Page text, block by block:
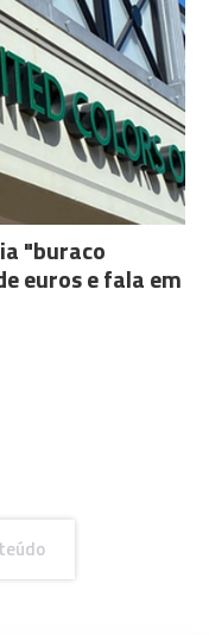
"buraco
euros e fala em